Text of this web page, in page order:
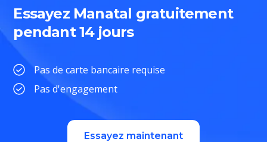
Essayez Manatal gratuitement
pendant 14 jours
Pas de carte bancaire requise
Pas d'engagement
Essayez maintenant